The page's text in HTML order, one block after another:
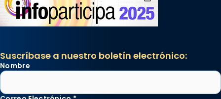
Suscríbase a nuestro boletín electrónico:
Nombre